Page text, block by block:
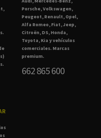
Porsche, Volkswagen,
Peugeot, Renault, Opel,
Alfa Romeo, Fiat, Jeep,
Citroën, DS, Honda,
Toyota, Kia y vehículos
comerciales. Marcas
premium.
662 865 600